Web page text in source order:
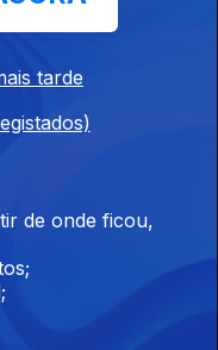
e modos
contada por
idade!
para trás o caminho do
tarde
de onde ficou,